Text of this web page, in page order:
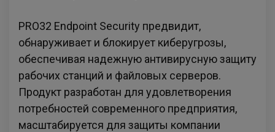
PRO32 Endpoint Security предвидит,
обнаруживает и блокирует киберугрозы,
обеспечивая надежную антивирусную защиту
рабочих станций и файловых серверов.
Продукт разработан для удовлетворения
потребностей современного предприятия,
масштабируется для защиты компании